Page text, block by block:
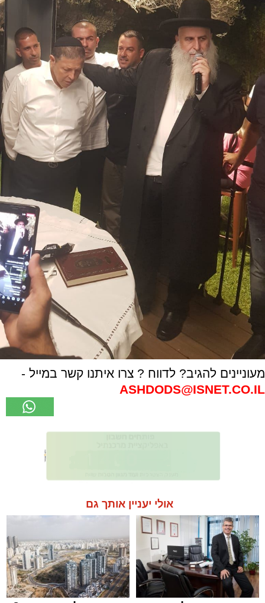
מעוניינים להגיב? לדווח ? צרו איתנו קשר במייל -
ASHDODS@ISNET.CO.IL
אולי יעניין אותך גם